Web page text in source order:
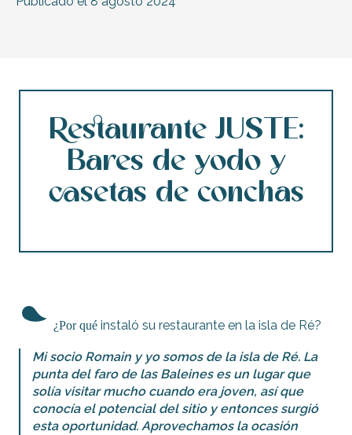
Restaurante JUSTE:
Bares de yodo y
casetas de conchas
¿Por qué instaló su restaurante en la isla de Ré?
Mi socio Romain y yo somos de la isla de Ré. La
punta del faro de las Baleines es un lugar que
solía visitar mucho cuando era joven, así que
conocía el potencial del sitio y entonces surgió
esta oportunidad. Aprovechamos la ocasión